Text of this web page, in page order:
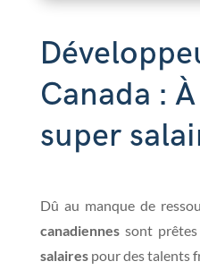
Canada :
super
Dû au manque de
canadiennes sont
salairespour des talents